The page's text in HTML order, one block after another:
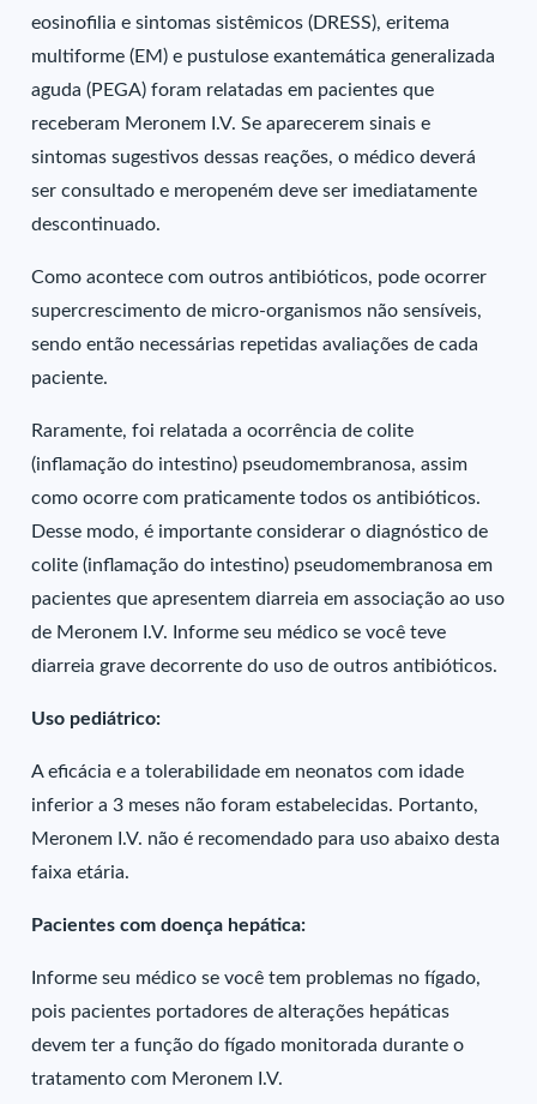
eosinofilia e sintomas sistêmicos (DRESS), eritema
multiforme (EM) e pustulose exantemática generalizada
aguda (PEGA) foram relatadas em pacientes que
receberam Meronem I.V. Se aparecerem sinais e
sintomas sugestivos dessas reações, o médico deverá
ser consultado e meropeném deve ser imediatamente
descontinuado.
Como acontece com outros antibióticos, pode ocorrer
supercrescimento de micro-organismos não sensíveis,
sendo então necessárias repetidas avaliações de cada
paciente.
Raramente, foi relatada a ocorrência de colite
(inflamação do intestino) pseudomembranosa, assim
como ocorre com praticamente todos os antibióticos.
Desse modo, é importante considerar o diagnóstico de
colite (inflamação do intestino) pseudomembranosa em
pacientes que apresentem diarreia em associação ao uso
de Meronem I.V. Informe seu médico se você teve
diarreia grave decorrente do uso de outros antibióticos.
Uso pediátrico:
A eficácia e a tolerabilidade em neonatos com idade
inferior a 3 meses não foram estabelecidas. Portanto,
Meronem I.V. não é recomendado para uso abaixo desta
faixa etária.
Pacientes com doença hepática:
Informe seu médico se você tem problemas no fígado,
pois pacientes portadores de alterações hepáticas
devem ter a função do fígado monitorada durante o
tratamento com Meronem I.V.